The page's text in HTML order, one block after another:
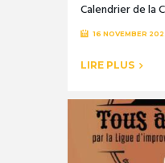
Calendrier de la
16 NOVEMBER
LIRE PLUS